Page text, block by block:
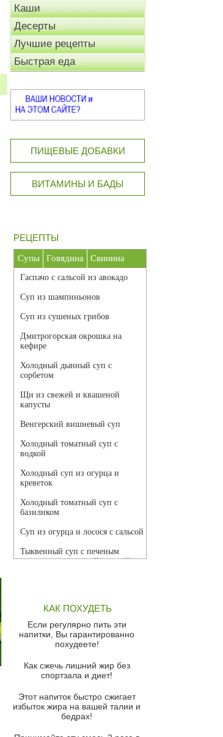
Каши
Десерты
Лучшие рецепты
Быстрая еда
ПИЩЕВЫЕ ДОБАВКИ
ВИТАМИНЫ И БАДЫ
РЕЦЕПТЫ
Супы Говядина Свинина
Гаспачо с сальсой из авокадо
Суп из шампиньонов
Суп из сушеных грибов
Дмитрогорская окрошка на
кефире
Холодный дынный суп с
сорбетом
Щи из свежей и квашеной
капусты
Венгерский вишневый суп
Холодный томатный суп с
водкой
Холодный суп из огурца и
креветок
Холодный томатный суп с
базиликом
Суп из огурца и лосося с сальсой
Тыквенный суп с печеным
чесноком и томатной сальсой
красного перца
Парижский луковый суп
Суп из спаржи и горошка с
Суп-крем из цветной капусты
Французский луковый суп
Суп из баклажанов с моцареллой
КАК ПОХУДЕТЬ
Если регулярно пить эти
напитки, Вы гарантированно
похудеете!
Как сжечь лишний жир без
спортзала и диет!
Этот напиток быстро сжигает
избыток жира на вашей талии и
бедрах!